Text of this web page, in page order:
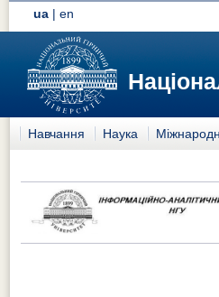
ua |en
Навчання Наука